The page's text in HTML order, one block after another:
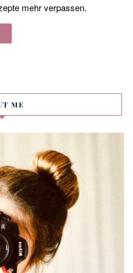
mehr verpassen.
ME